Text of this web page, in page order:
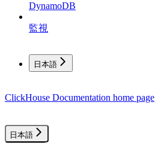
DynamoDB
監視
日本語
ClickHouse Documentation home page
日本語